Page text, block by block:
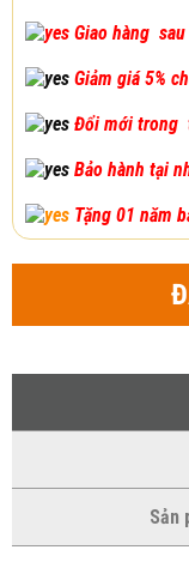
Giao hàng
Giảm giá 5%
Đổi mới trong
Bảo hành tại
Tặng 01 năm
Sản